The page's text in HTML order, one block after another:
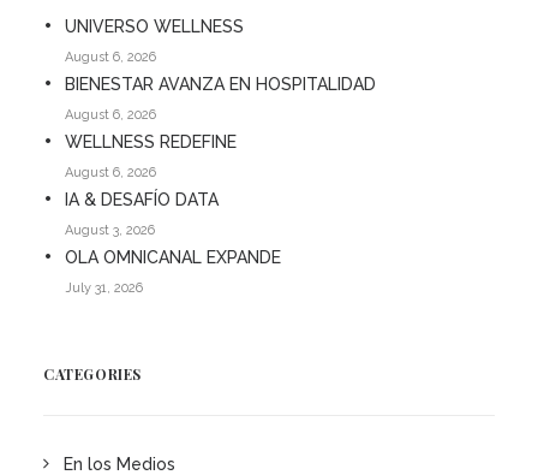
UNIVERSO WELLNESS
August 6, 2026
BIENESTAR AVANZA EN HOSPITALIDAD
August 6, 2026
WELLNESS REDEFINE
August 6, 2026
IA & DESAFÍO DATA
August 3, 2026
OLA OMNICANAL EXPANDE
July 31, 2026
CATEGORIES
En los Medios